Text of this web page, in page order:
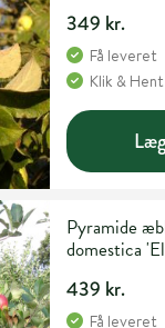
349 kr.
Få leveret
Klik & Hent
Pyramide
domestica
439 kr.
Få leveret